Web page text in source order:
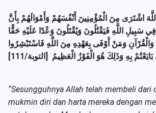
اشْتَرَى مِنَ الْمُؤْمِنِينَ أَنْفُسَهُمْ وَأَمْوَالَهُمْ بِأَنَّ
فِي سَبِيلِ اللَّهِ فَيَقْتُلُونَ وَيُقْتَلُونَ وَعْدًا عَلَيْهِ حَقًّا
وَالْقُرْآنِ وَمَنْ أَوْفَى بِعَهْدِهِ مِنَ اللَّهِ فَاسْتَبْشِرُوا
بِهِ وَذَلِكَ هُوَ الْفَوْزُ الْعَظِيمُ [التوبة/111]
“Sesungguhnya Allah telah membeli dari
mukmin diri dan harta mereka dengan